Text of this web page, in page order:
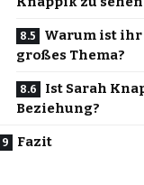
Warum ist ihr
großes Thema?
Ist Sarah
Beziehung?
Fazit